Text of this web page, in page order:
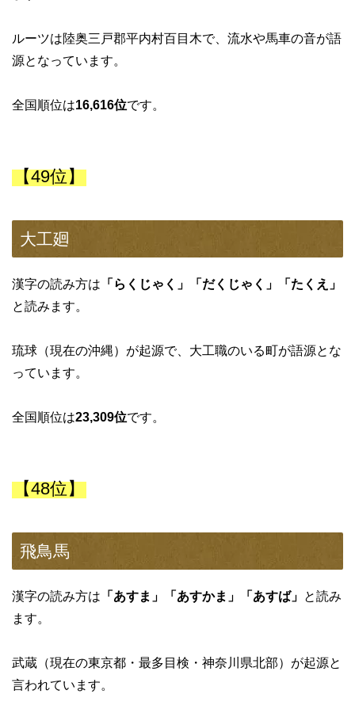
ルーツは陸奥三戸郡平内村百目木で、流水や馬車の音が語
源となっています。
全国順位は16,616位です。
【49位】
大工廻
漢字の読み方は 「らくじゃく」「だくじゃく」「たくえ」
と読みます。
琉球（現在の沖縄）が起源で、大工職のいる町が語源とな
っています。
全国順位は23,309位です。
【48位】
飛鳥馬
漢字の読み方は 「あすま」「あすかま」「あすば」 と読み
ます。
武蔵（現在の東京都・最多目検・神奈川県北部）が起源と
言われています。